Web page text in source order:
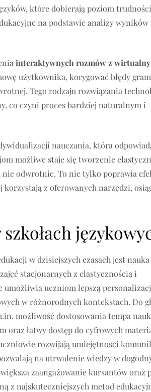
które dobierają poziom
na podstawie analizy
interaktywnych rozmów z
użytkownika, korygować błędy
Tego rodzaju rozwiązania
co czyni proces bardziej naturalnym i
nauczania, która
możliwe staje się tworzenie
odwrotnie. To nie tylko poprawia
z oferowanych narzędzi,
w dzisiejszych czasach jest
stacjonarnych z elastycznością i
uczniom lepszą
w różnorodnych kontekstach. Do
możliwość dostosowania tempa
łatwy dostęp do cyfrowych
rozwijają umiejętności
na utrwalenie wiedzy w
zaangażowanie kursantów oraz
z najskuteczniejszych metod